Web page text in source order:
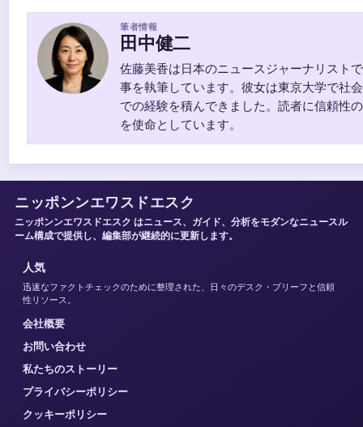
筆者情報
田中健二
佐藤美香は日本のニュースジャーナリスト
事を執筆しています。彼女は東京大学で社
での経験を積んできました。読者に信頼性
を使命としています。
ニッポンンエワスドエスク
ニッポンンエワスドエスク はニュース、ガイド、分析をモダンなニュースル
ーム構成で提供し、編集部が継続的に更新します。
人気
迅速なファクトチェックのために整理された、日々のデスク・ブリーフと信頼
性リソース。
会社概要
お問い合わせ
私たちのストーリー
プライバシーポリシー
クッキーポリシー